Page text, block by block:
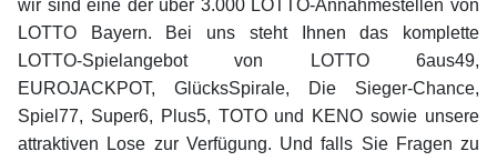
wir sind eine der über 3.000 LOTTO-Annahmestellen von
LOTTO Bayern. Bei uns steht Ihnen das komplette
LOTTO-Spielangebot von LOTTO 6aus49,
EUROJACKPOT, GlücksSpirale, Die Sieger-Chance,
Spiel77, Super6, Plus5, TOTO und KENO sowie unsere
attraktiven Lose zur Verfügung. Und falls Sie Fragen zu